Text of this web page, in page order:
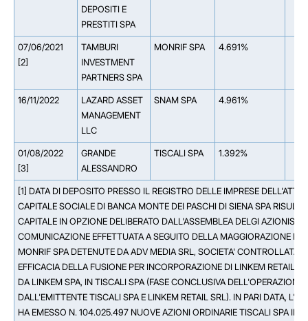
DEPOSITI E
PRESTITI SPA
07/06/2021
[2]
TAMBURI
INVESTMENT
PARTNERS SPA
MONRIF SPA 4.691%
16/11/2022
LAZARD ASSET
MANAGEMENT
LLC
SNAM SPA 4.961%
01/08/2022
[3]
GRANDE
ALESSANDRO
TISCALI SPA 1.392%
[1] DATA DI DEPOSITO PRESSO IL REGISTRO DELLE IMPRESE
CAPITALE SOCIALE DI BANCA MONTE DEI PASCHI DI SIENA SPA
CAPITALE IN OPZIONE DELIBERATO DALL'ASSEMBLEA DELGI AZIONISTI
COMUNICAZIONE EFFETTUATA A SEGUITO DELLA MAGGIORAZIONE
MONRIF SPA DETENUTE DA ADV MEDIA SRL, SOCIETA' CONTROLLATA
EFFICACIA DELLA FUSIONE PER INCORPORAZIONE DI LINKEM RETAIL
DA LINKEM SPA, IN TISCALI SPA (FASE CONCLUSIVA
DALL'EMITTENTE TISCALI SPA E LINKEM RETAIL SRL). IN PARI DATA,
HA EMESSO N. 104.025.497 NUOVE AZIONI ORDINARIE TISCALI SPA IN